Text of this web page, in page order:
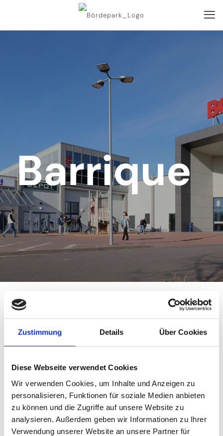
Zustimmung Details Über Cookies
Diese Webseite verwendet Cookies
Wir verwenden Cookies, um Inhalte und Anzeigen zu
personalisieren, Funktionen für soziale Medien anbieten
zu können und die Zugriffe auf unsere Website zu
analysieren. Außerdem geben wir Informationen zu Ihrer
Verwendung unserer Website an unsere Partner für
Barrique
Telefon:
0391 / 24 307 081
Web: